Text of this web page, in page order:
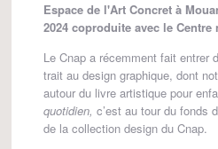
Espace de l'Art Concret à
2024 coproduite avec le
Le Cnap a récemment fait entrer
trait au design graphique, dont
autour du livre artistique pour
quotidien, c’est au tour du fonds
de la collection design du Cnap.